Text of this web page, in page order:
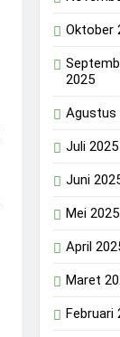
Oktober
2025
Agustus
Juli 2025
Juni
Mei 2025
April
Maret
Februari